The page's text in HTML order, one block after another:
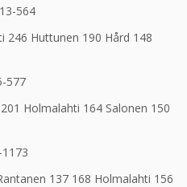
564
246 Huttunen 190 Hård 148
577
Holmalahti 164 Salonen 150
1173
137 168 Holmalahti 156